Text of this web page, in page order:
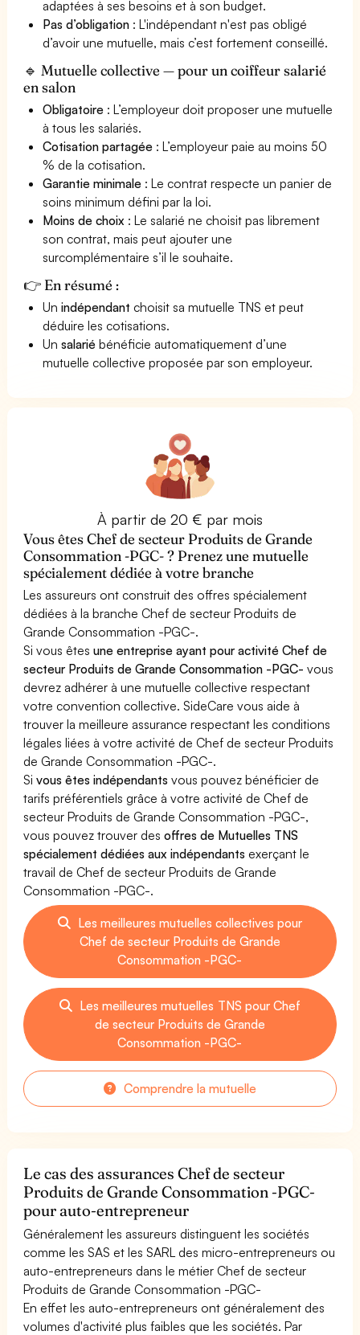
adaptées à ses besoins et à son budget.
Pas d’obligation : L'indépendant n'est pas obligé
d’avoir une mutuelle, mais c’est fortement conseillé.
🔹 Mutuelle collective — pour un coiffeur salarié
en salon
Obligatoire : L’employeur doit proposer une mutuelle
à tous les salariés.
Cotisation partagée : L’employeur paie au moins 50
% de la cotisation.
Garantie minimale : Le contrat respecte un panier de
soins minimum défini par la loi.
Moins de choix : Le salarié ne choisit pas librement
son contrat, mais peut ajouter une
surcomplémentaire s’il le souhaite.
👉 En résumé :
Unindépendant choisit sa mutuelle TNS et peut
déduire les cotisations.
Unsalarié bénéficie automatiquement d’une
mutuelle collective proposée par son employeur.
À partir de 20 € par mois
Vous êtes Chef de secteur Produits de Grande
Consommation -PGC- ? Prenez une mutuelle
spécialement dédiée à votre branche
Les assureurs ont construit des offres spécialement
dédiées à la branche Chef de secteur Produits de
Grande Consommation -PGC-.
Si vous êtesune entreprise ayant pour activité Chef de
secteur Produits de Grande Consommation -PGC- vous
devrez adhérer à une mutuelle collective respectant
votre convention collective. SideCare vous aide à
trouver la meilleure assurance respectant les conditions
légales liées à votre activité de Chef de secteur Produits
de Grande Consommation -PGC-.
Sivous êtes indépendants vous pouvez bénéficier de
tarifs préférentiels grâce à votre activité de Chef de
secteur Produits de Grande Consommation -PGC-,
vous pouvez trouver desoffres de Mutuelles TNS
spécialement dédiées aux indépendants exerçant le
travail de Chef de secteur Produits de Grande
Consommation -PGC-.
Les meilleures mutuelles collectives pour
Chef de secteur Produits de Grande
Consommation -PGC-
Les meilleures mutuelles TNS pour Chef
de secteur Produits de Grande
Consommation -PGC-
Comprendre la mutuelle
Le cas des assurances Chef de secteur
Produits de Grande Consommation -PGC-
pour auto-entrepreneur
Généralement les assureurs distinguent les sociétés
comme les SAS et les SARL des micro-entrepreneurs ou
auto-entrepreneurs dans le métier Chef de secteur
Produits de Grande Consommation -PGC-
En effet les auto-entrepreneurs ont généralement des
volumes d'activité plus faibles que les sociétés. Par